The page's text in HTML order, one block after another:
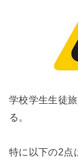
学校学生生徒
る。
特に以下の2点